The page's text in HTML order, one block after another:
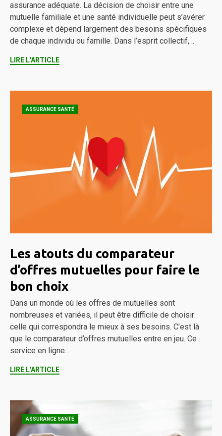
assurance adéquate. La décision de choisir entre une
mutuelle familiale et une santé individuelle peut s’avérer
complexe et dépend largement des besoins spécifiques
de chaque individu ou famille. Dans l’esprit collectif,…
LIRE L'ARTICLE
ASSURANCE SANTÉ
Les atouts du comparateur
d’offres mutuelles pour faire le
bon choix
Dans un monde où les offres de mutuelles sont
nombreuses et variées, il peut être difficile de choisir
celle qui correspondra le mieux à ses besoins. C’est là
que le comparateur d’offres mutuelles entre en jeu. Ce
service en ligne…
LIRE L'ARTICLE
ASSURANCE SANTÉ